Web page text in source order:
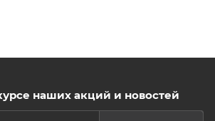
наших акций и новостей